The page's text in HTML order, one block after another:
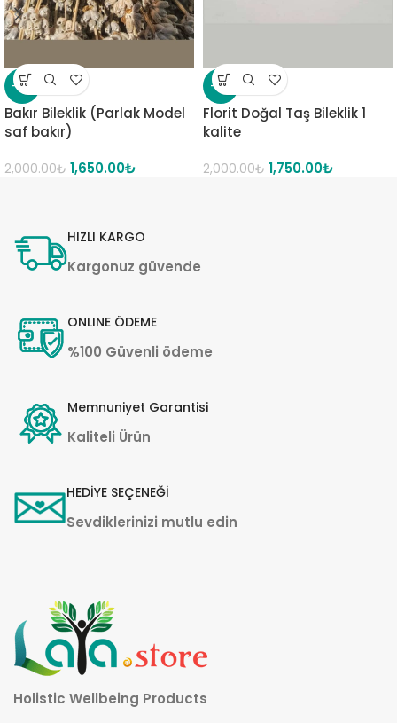
-18%
Bakır Bileklik (Parlak Model
saf bakır)
2,000.00₺ 1,650.00₺
-13%
Florit Doğal Taş Bileklik 1
kalite
2,000.00₺ 1,750.00₺
HIZLI KARGO
Kargonuz güvende
ONLINE ÖDEME
%100 Güvenli ödeme
Memnuniyet Garantisi
Kaliteli Ürün
HEDİYE SEÇENEĞİ
Sevdiklerinizi mutlu edin
Holistic Wellbeing Products